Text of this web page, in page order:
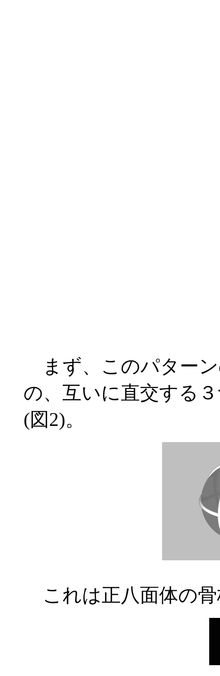
まず、このパター
の、互いに直交する
(図2)。
これは正八面体の